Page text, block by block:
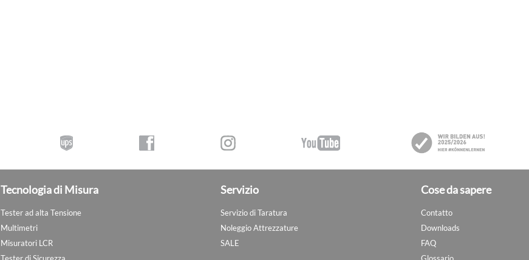
Tecnologia di Misura
Tester ad alta Tensione
Multimetri
Misuratori LCR
Servizio
Servizio di Taratura
Noleggio Attrezzature
SALE
Cose da sapere
Contatto
Downloads
FAQ